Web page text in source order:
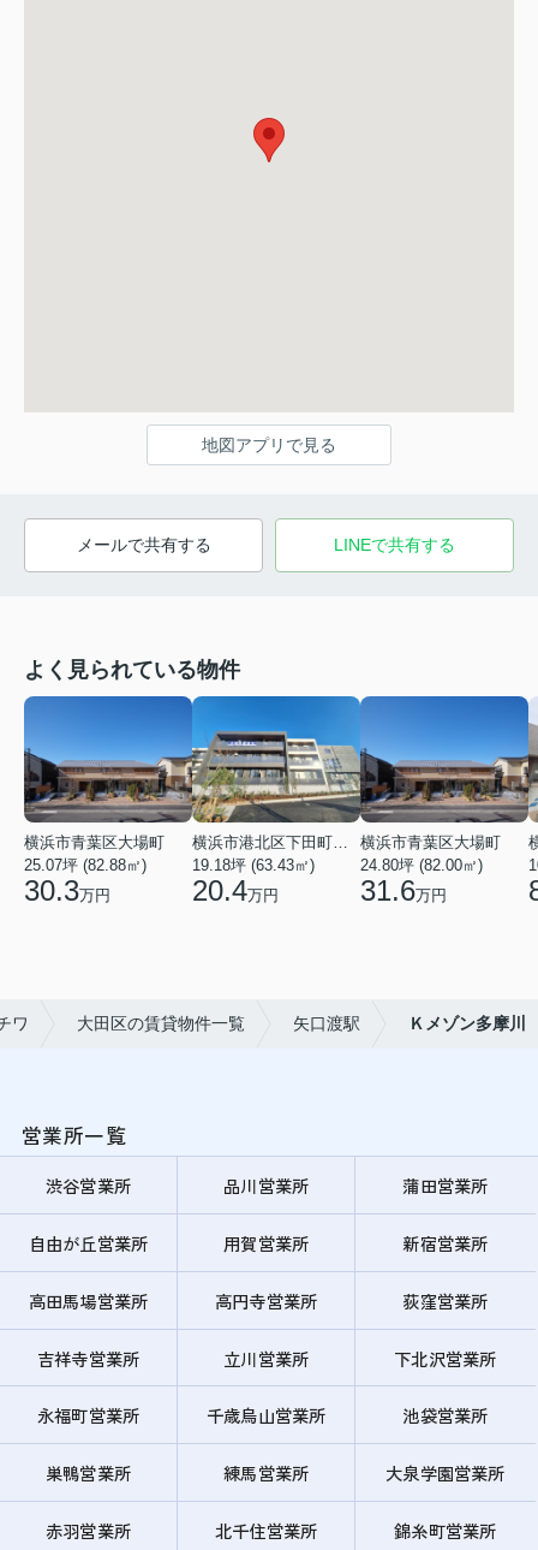
地図アプリで見る
メールで共有する LINEで共有する
よく見られている物件
横浜市青葉区大場町
25.07坪 (82.88㎡)
30.3万円
19.18坪 (63.43㎡)
20.4万円
横浜市青葉区大場町
24.80坪 (82.00㎡)
31.6万円
ワ 大田区の賃貸物件一覧 矢口渡駅 Ｋメゾン多摩川
営業所一覧
渋谷営業所 品川営業所 蒲田営業所
自由が丘営業所 用賀営業所 新宿営業所
高田馬場営業所 高円寺営業所 荻窪営業所
吉祥寺営業所 立川営業所 下北沢営業所
永福町営業所 千歳烏山営業所 池袋営業所
巣鴨営業所 練馬営業所 大泉学園営業所
赤羽営業所 北千住営業所 錦糸町営業所